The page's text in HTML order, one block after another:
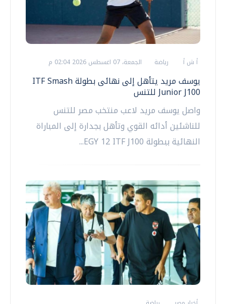
أ ش أ رياضة الجمعة، 07 اغسطس 2026 02:04 م
يوسف مريد يتأهل إلى نهائى بطولة ITF Smash
Junior J100 للتنس
واصل يوسف مريد لاعب منتخب مصر للتنس
للناشئين أدائه القوي وتأهل بجدارة إلى المباراة
النهائية ببطولة EGY 12 ITF J100...